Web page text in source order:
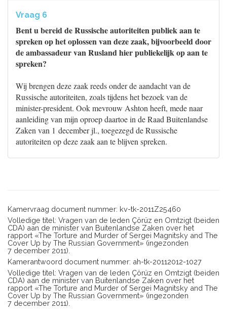
Vraag 6
Bent u bereid de Russische autoriteiten publiek aan te
spreken op het oplossen van deze zaak, bijvoorbeeld door
de ambassadeur van Rusland hier publiekelijk op aan te
spreken?
Wij brengen deze zaak reeds onder de aandacht van de
Russische autoriteiten, zoals tijdens het bezoek van de
minister-president. Ook mevrouw Ashton heeft, mede naar
aanleiding van mijn oproep daartoe in de Raad Buitenlandse
Zaken van 1 december jl., toegezegd de Russische
autoriteiten op deze zaak aan te blijven spreken.
Kamervraag document nummer: kv-tk-2011Z25460
Volledige titel: Vragen van de leden Çörüz en Omtzigt (beiden
CDA) aan de minister van Buitenlandse Zaken over het
rapport «The Torture and Murder of Sergei Magnitsky and The
Cover Up by The Russian Government» (ingezonden
7 december 2011).
Kamerantwoord document nummer: ah-tk-20112012-1027
Volledige titel: Vragen van de leden Çörüz en Omtzigt (beiden
CDA) aan de minister van Buitenlandse Zaken over het
rapport «The Torture and Murder of Sergei Magnitsky and The
Cover Up by The Russian Government» (ingezonden
7 december 2011).